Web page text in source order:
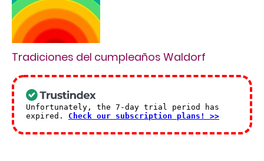
Tradiciones del cumpleaños Waldorf